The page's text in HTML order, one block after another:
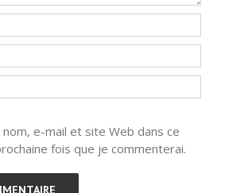
e-mail et site Web dans ce
fois que je commenterai.